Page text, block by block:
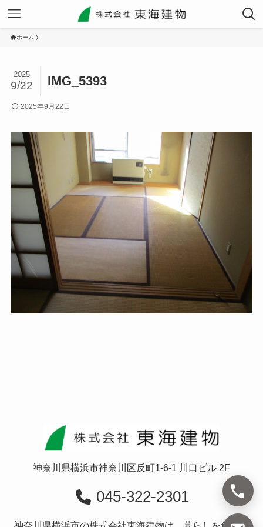
ホーム
IMG_5393
2025
9/22
2025年9月22日
神奈川県横浜市神奈川区反町1-6-1 川口ビル 2F
045-322-2301